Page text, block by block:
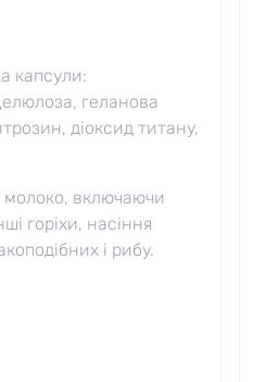
капсули:
геланова
діоксид титану,
молоко, включаючи
горіхи, насіння
і рибу.